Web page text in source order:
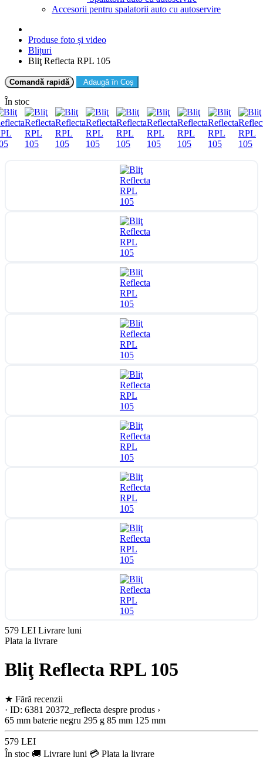
Accesorii pentru spalatorii auto cu autoservire
Produse foto și video
Blițuri
Bliţ Reflecta RPL 105
Comandă rapidă Adaugă în Coș
În stoc
579 LEI Livrare luni
Plata la livrare
Bliţ Reflecta RPL 105
★ Fără recenzii
· ID: 6381 20372_reflecta despre produs ›
65 mm baterie negru 295 g 85 mm 125 mm
579 LEI
În stoc 🚚 Livrare luni 💳 Plata la livrare